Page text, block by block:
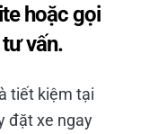
hoặc gọi
vấn.
tiết kiệm tại
đặt xe ngay